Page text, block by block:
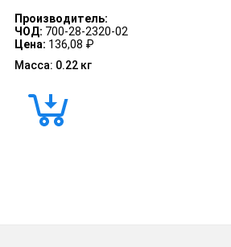
Производитель:
ЧОД: 700-28-2320-02
Цена: 136,08 ₽
Масса: 0.22 кг